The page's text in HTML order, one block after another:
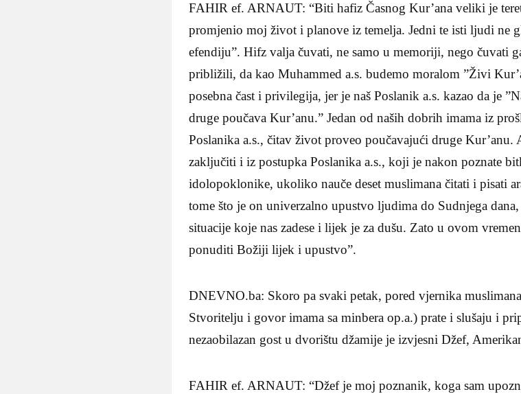
FAHIR ef. ARNAUT: “Biti hafiz Časnog Kur’ana veliki je
promjenio moj život i planove iz temelja. Jedni te isti ljudi ne
efendiju”. Hifz valja čuvati, ne samo u memoriji, nego čuvati
približili, da kao Muhammed a.s. budemo moralom ”Živi
posebna čast i privilegija, jer je naš Poslanik a.s. kazao da je
druge poučava Kur’anu.” Jedan od naših dobrih imama iz
Poslanika a.s., čitav život proveo poučavajući druge
zaključiti i iz postupka Poslanika a.s., koji je nakon poznate
idolopoklonike, ukoliko nauče deset muslimana čitati i pisati
tome što je on univerzalno upustvo ljudima do Sudnjega
situacije koje nas zadese i lijek je za dušu. Zato u ovom
ponuditi Božiji lijek i upustvo”.
DNEVNO.ba: Skoro pa svaki petak, pored vjernika
Stvoritelju i govor imama sa minbera op.a.) prate i slušaju i
nezaobilazan gost u dvorištu džamije je izvjesni Džef,
FAHIR ef. ARNAUT: “Džef je moj poznanik, koga sam